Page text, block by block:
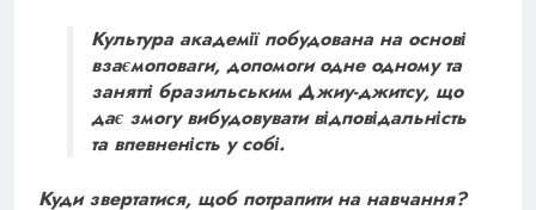
Культура академії побудована на основі
взаємоповаги, допомоги одне одному та
занятті бразильським Джиу-джитсу, що
дає змогу вибудовувати відповідальність
та впевненість у собі.
Куди звертатися, щоб потрапитина навчання?